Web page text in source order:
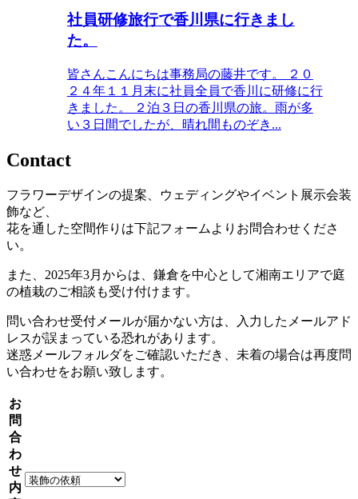
社員研修旅行で香川県に行きまし
た。
皆さんこんにちは事務局の藤井です。 ２０
２４年１１月末に社員全員で香川に研修に行
きました。 ２泊３日の香川県の旅。雨が多
い３日間でしたが、晴れ間ものぞき...
Contact
フラワーデザインの提案、ウェディングやイベント展示会装
飾など、
花を通した空間作りは下記フォームよりお問合わせくださ
い。
また、2025年3月からは、鎌倉を中心として湘南エリアで庭
の植栽のご相談も受け付けます。
問い合わせ受付メールが届かない方は、入力したメールアド
レスが誤まっている恐れがあります。
迷惑メールフォルダをご確認いただき、未着の場合は再度問
い合わせをお願い致します。
お
問
合
わ
せ
内